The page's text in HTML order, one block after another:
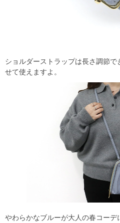
ショルダーストラップは長さ調節
せて使えますよ。
やわらかなブルーが大人の春コー